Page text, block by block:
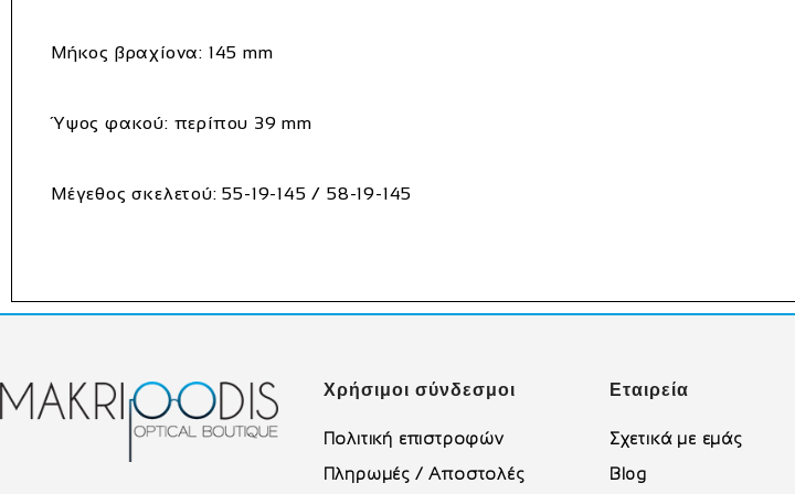
Μήκος βραχίονα: 145 mm
Ύψος φακού: περίπου 39 mm
Μέγεθος σκελετού:55-19-145 / 58-19-145
Χρήσιμοι σύνδεσμοι
Πολιτική επιστροφών
Πληρωμές / Αποστολές
Εταιρεία
Σχετικά με εμάς
Blog